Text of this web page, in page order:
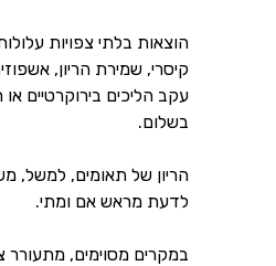
הוצאות בלתי צפויות
קיסרי, שמירת הריון,
עקב הליכים בירוקרטיים
בשלום.
הריון של תאומים, למשל,
לדעת מראש אם ומתי.
במקרים מסוימים, מתעורר